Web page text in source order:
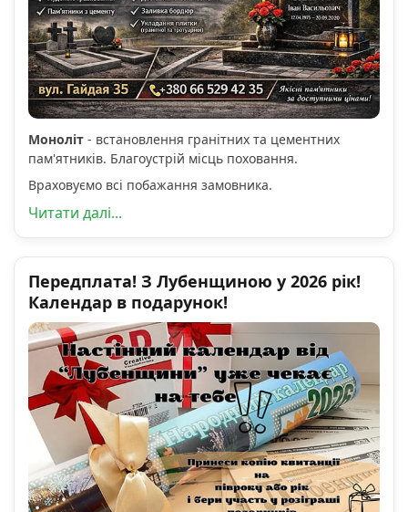
Моноліт - встановлення гранітних та цементних
пам'ятників. Благоустрій місць поховання.
Враховуємо всі побажання замовника.
Читати далі...
Передплата! З Лубенщиною у 2026 рік!
Календар в подарунок!